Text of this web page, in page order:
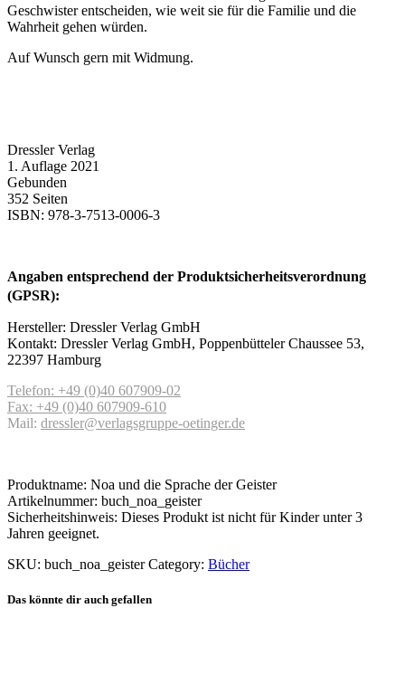
Geschwister entscheiden, wie weit sie für die Familie und die
Wahrheit gehen würden.
Auf Wunsch gern mit Widmung.
Dressler Verlag
1. Auflage 2021
Gebunden
352 Seiten
ISBN: 978-3-7513-0006-3
Angaben entsprechend der Produktsicherheitsverordnung
(GPSR):
Hersteller: Dressler Verlag GmbH
Kontakt: Dressler Verlag GmbH, Poppenbütteler Chaussee 53,
22397 Hamburg
Telefon: +49 (0)40 607909-02
Fax: +49 (0)40 607909-610
Mail: dressler@verlagsgruppe-oetinger.de
Produktname: Noa und die Sprache der Geister
Artikelnummer: buch_noa_geister
Sicherheitshinweis: Dieses Produkt ist nicht für Kinder unter 3
Jahren geeignet.
SKU: buch_noa_geister Category: Bücher
Das könnte dir auch gefallen